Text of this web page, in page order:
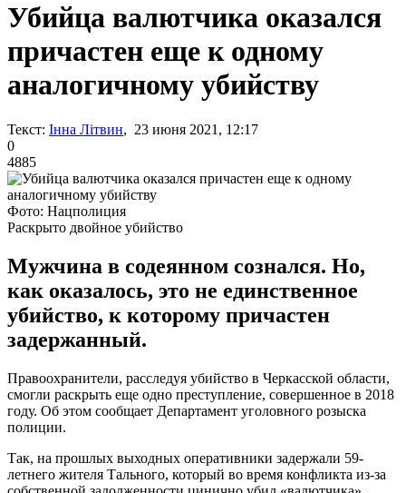
Убийца валютчика оказался
причастен еще к одному
аналогичному убийству
Текст: Інна Літвин, 23 июня 2021, 12:17
0
4885
Фото: Нацполиция
Раскрыто двойное убийство
Мужчина в содеянном сознался. Но,
как оказалось, это не единственное
убийство, к которому причастен
задержанный.
Правоохранители, расследуя убийство в Черкасской области,
смогли раскрыть еще одно преступление, совершенное в 2018
году. Об этом сообщает Департамент уголовного розыска
полиции.
Так, на прошлых выходных оперативники задержали 59-
летнего жителя Тального, который во время конфликта из-за